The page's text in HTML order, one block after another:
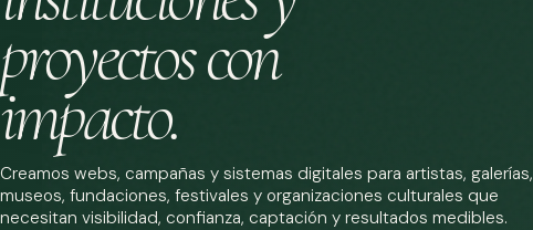
proyectos con
impacto.
Creamos webs, campañas y sistemas digitales para artistas, galerías,
museos, fundaciones, festivales y organizaciones culturales que
necesitan visibilidad, confianza, captación y resultados medibles.